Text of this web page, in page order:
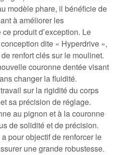
modèle phare, il bénéficie de
à améliorer les
produit d’exception. Le
dite « Hyperdrive »,
renfort clés sur le moulinet.
couronne dentée visant
changer la fluidité.
sur la rigidité du corps
sa précision de réglage.
au pignon et à la couronne
de solidité et de précision.
pour objectif de renforcer le
une grande robustesse.